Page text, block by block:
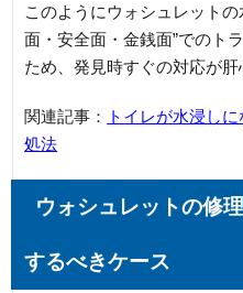
このようにウォシュレット
面・安全面・金銭面”でのト
ため、発見時すぐの対応が肝
関連記事：
トイレが水浸し
処法
ウォシュレットの修
するべきケース